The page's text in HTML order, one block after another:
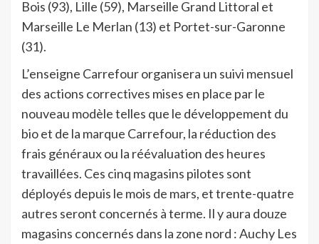
Bois (93), Lille (59), Marseille Grand Littoral et
Marseille Le Merlan (13) et Portet-sur-Garonne
(31).
L’enseigne Carrefour organisera un suivi mensuel
des actions correctives mises en place par le
nouveau modèle telles que le développement du
bio et de la marque Carrefour, la réduction des
frais généraux ou la réévaluation des heures
travaillées. Ces cinq magasins pilotes sont
déployés depuis le mois de mars, et trente-quatre
autres seront concernés à terme. Il y aura douze
magasins concernés dans la zone nord : Auchy Les